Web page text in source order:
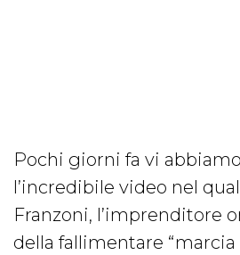
Pochi giorni fa vi
l’incredibile video nel
Franzoni, l’imprenditore
della fallimentare “marcia